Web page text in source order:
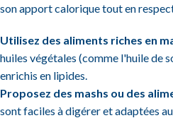
son apport calorique tout en
Utilisez des aliments riches en
huiles végétales (comme l'huile de
enrichis en lipides.
Proposez des mashs ou des
sont faciles à digérer et adaptées